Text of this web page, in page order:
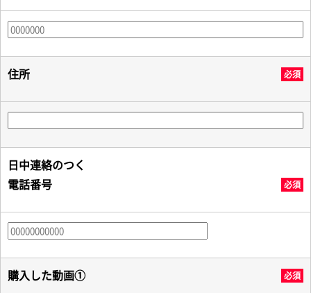
住所 必須
日中連絡のつく
電話番号
必須
購入した動画① 必須